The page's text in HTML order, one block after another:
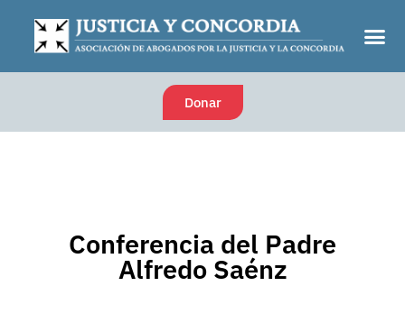
Donar
Conferencia del Padre
Alfredo Saénz